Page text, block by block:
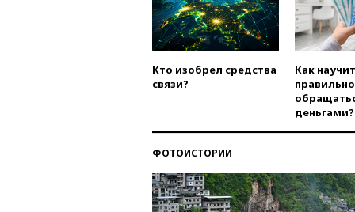
Кто изобрел средства
связи?
Как
правильно
деньгами?
ФОТОИСТОРИИ